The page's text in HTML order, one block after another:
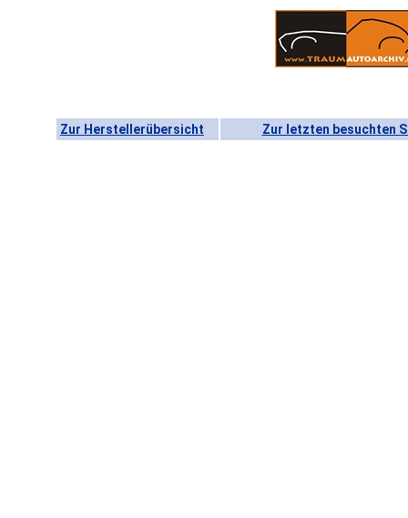
Zur Herstellerübersicht Zur letzten besuchten